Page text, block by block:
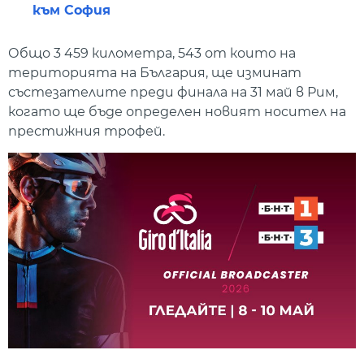
към София
Общо 3 459 километра, 543 от които на
територията на България, ще изминат
състезателите преди финала на 31 май в Рим,
когато ще бъде определен новият носител на
престижния трофей.